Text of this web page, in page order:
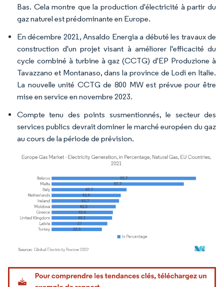
Bas. Cela montre que la production d'électricité à partir du
gaz naturel est prédominante en Europe.
En décembre 2021, Ansaldo Energia a débuté les travaux de
construction d'un projet visant à améliorer l'efficacité du
cycle combiné à turbine à gaz (CCTG) d'EP Produzione à
Tavazzano et Montanaso, dans la province de Lodi en Italie.
La nouvelle unité CCTG de 800 MW est prévue pour être
mise en service en novembre 2023.
Compte tenu des points susmentionnés, le secteur des
services publics devrait dominer le marché européen du gaz
au cours de la période de prévision.
Image © Mordor Intelligence. La réutilisation nécessite une attribution sous CC BY